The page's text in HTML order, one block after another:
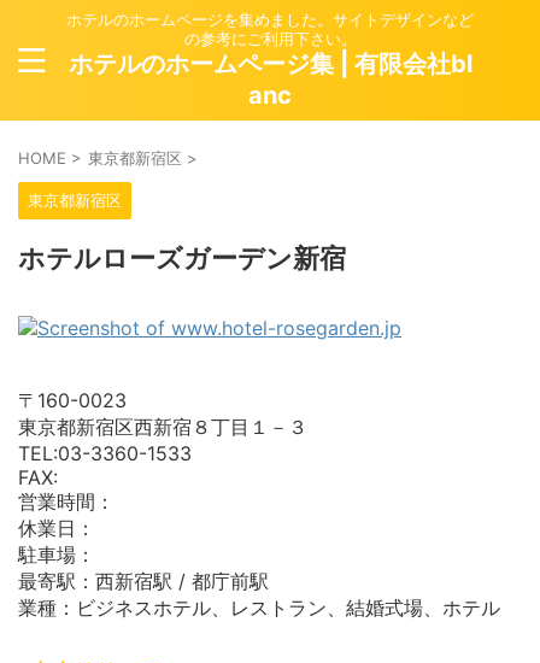
ホテルのホームページを集めました。サイトデザインなど
の参考にご利用下さい。
ホテルのホームページ集 | 有限会社bl
anc
HOME > 東京都新宿区 >
東京都新宿区
ホテルローズガーデン新宿
〒160-0023
東京都新宿区西新宿８丁目１－３
TEL:03-3360-1533
FAX:
営業時間：
休業日：
駐車場：
最寄駅：西新宿駅 / 都庁前駅
業種：ビジネスホテル、レストラン、結婚式場、ホテル